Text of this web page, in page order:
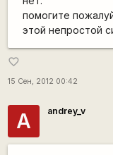
помогите
этой непростой
favorite_border
15 Сен, 2012 00:42
A andrey_v